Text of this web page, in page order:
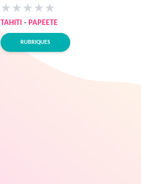
★ ★ ★ ★ ★
TAHITI - PAPEETE
RUBRIQUES